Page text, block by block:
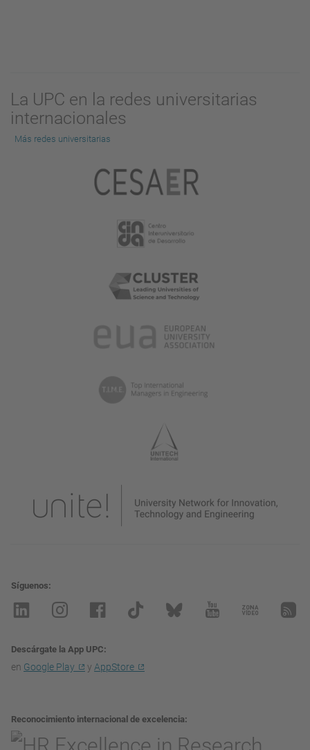
La UPC en la redes universitarias
internacionales
Más redes universitarias
Síguenos
Descárgate la App UPC
en Google Play y AppStore
Reconocimiento internacional de excelencia